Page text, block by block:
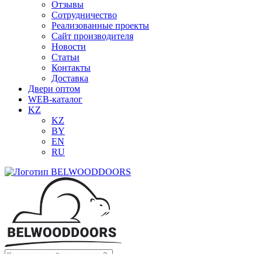
Отзывы
Сотрудничество
Реализованные проекты
Сайт производителя
Новости
Статьи
Контакты
Доставка
Двери оптом
WEB-каталог
KZ
KZ
BY
EN
RU